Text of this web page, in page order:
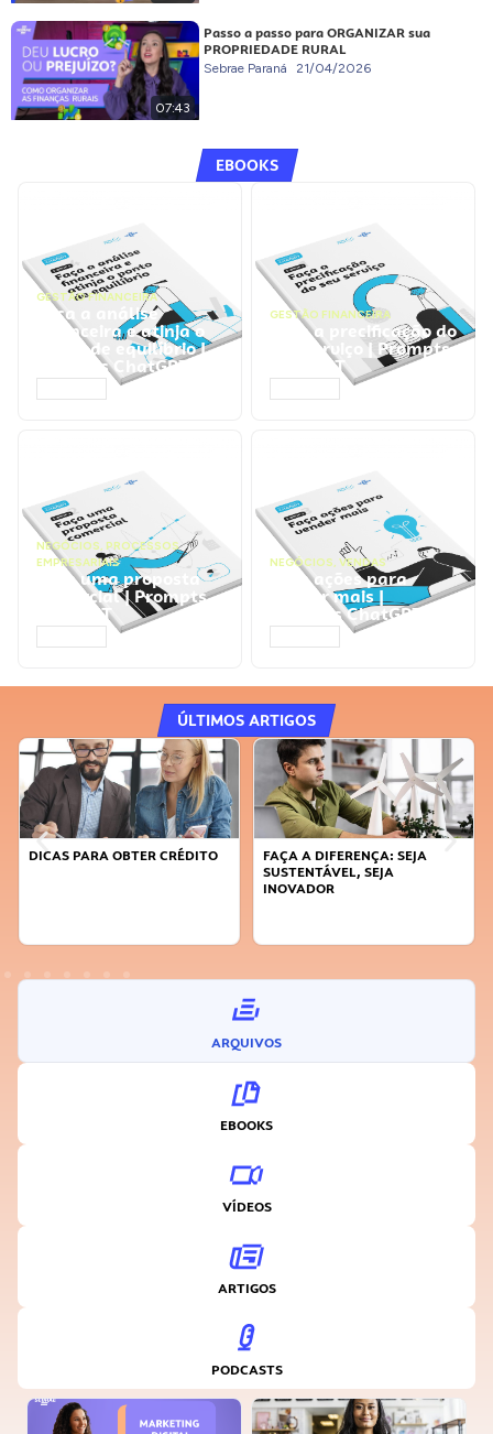
07:43
Passo a passo para ORGANIZAR sua
PROPRIEDADE RURAL
Sebrae Paraná 21/04/2026
EBOOKS
GESTÃO FINANCEIRA
Faça a análise
financeira e atinja o
ponto de equilíbrio |
Prompts ChatGPT
GESTÃO FINANCEIRA
Faça a precificação do
seu serviço | Prompts
ChatGPT
NEGÓCIOS, PROCESSOS
EMPRESARIAIS
Faça uma proposta
comercial | Prompts
ChatGPT
NEGÓCIOS, VENDAS
Faça ações para
vender mais |
Prompts ChatGPT
ÚLTIMOS ARTIGOS
DICAS PARA OBTER CRÉDITO
FAÇA A DIFERENÇA: SEJA
SUSTENTÁVEL, SEJA
INOVADOR
ARQUIVOS
EBOOKS
VÍDEOS
ARTIGOS
PODCASTS